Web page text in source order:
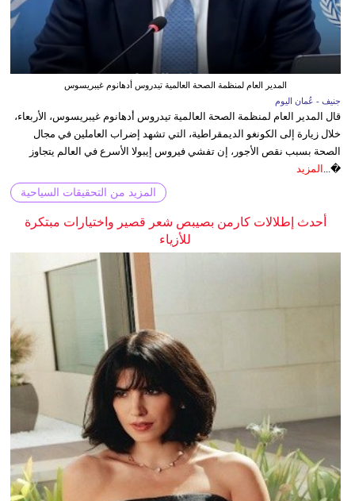
المدير العام لمنظمة الصحة العالمية تيدروس أدهانوم غيبريسوس
جنيف - عُمان اليوم
قال المدير العام لمنظمة الصحة العالمية تيدروس أدهانوم غيبريسوس، الأربعاء،
خلال زيارة إلى الكونغو الديمقراطية، التي تشهد إضراب العاملين في مجال
الصحة بسبب نقص الأجور، إن تفشي فيروس إيبولا الأسرع في العالم يتجاوز
�... المزيد
المزيد من التحقيقات السياحية
أحدث إطلالات كارمن بصيبص شعر قصير واختيارات مبتكرة
للأزياء